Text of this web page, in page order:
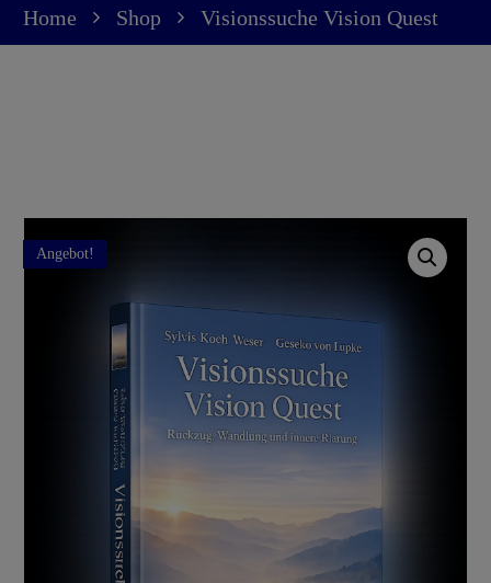
Home Shop Visionssuche Vision Quest
Angebot!